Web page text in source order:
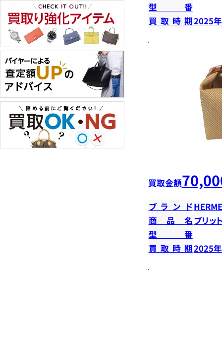
型番
買取時期2025
買取金額
ブランド
商品名 ブリッ
型番
買取時期2025